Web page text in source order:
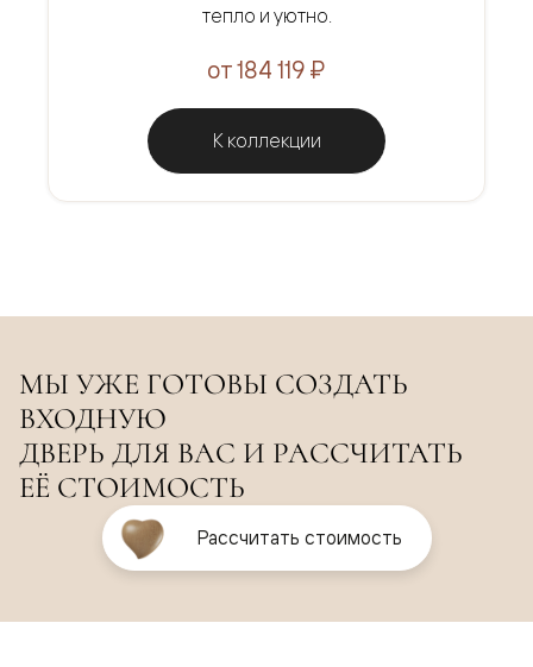
тепло и уютно.
от 184 119 ₽
К коллекции
МЫ УЖЕ ГОТОВЫ СОЗДАТЬ
ВХОДНУЮ
ДВЕРЬ ДЛЯ ВАС И РАССЧИТАТЬ
ЕЁ СТОИМОСТЬ
Рассчитать стоимость